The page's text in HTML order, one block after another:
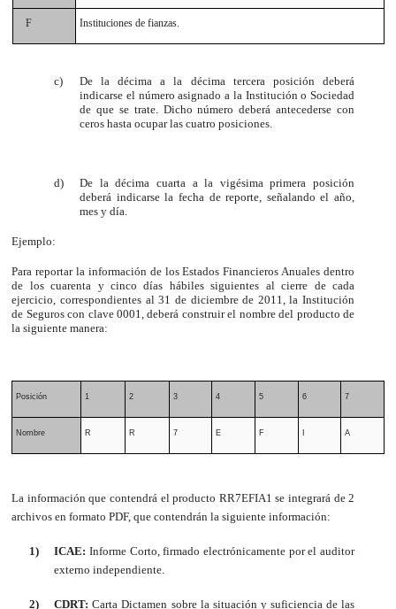
F Instituciones de fianzas.
c)
De la décima a la décima tercera posición deberá
indicarse el número asignado a la Institución o Sociedad
de que se trate. Dicho número deberá antecederse con
ceros hasta ocupar las cuatro posiciones.
d)
De la décima cuarta a la vigésima primera posición
deberá indicarse la fecha de reporte, señalando el año,
mes y día.
Ejemplo:
Para reportar la información de los Estados Financieros Anuales dentro
de los cuarenta y cinco días hábiles siguientes al cierre de cada
ejercicio, correspondientes al 31 de diciembre de 2011, la Institución
de Seguros con clave 0001, deberá construir el nombre del producto de
la siguiente manera:
Posición 1 2 3 4 5 6 7
Nombre R R 7 E F A
La información que contendrá el producto RR7EFIA1 se integrará de 2
archivos en formato PDF, que contendrán la siguiente información:
1) ICAE: Informe Corto, firmado electrónicamente por el auditor
externo independiente.
2) CDRT: Carta Dictamen sobre la situación y suficiencia de las